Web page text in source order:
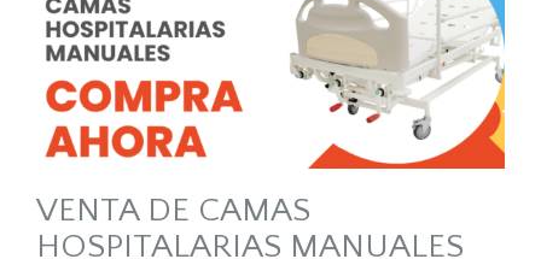
VENTA DE CAMAS
HOSPITALARIAS MANUALES